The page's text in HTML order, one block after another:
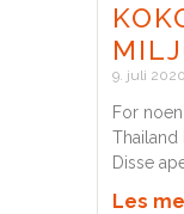
9. juli 2020
For
Thailand
Disse
Les